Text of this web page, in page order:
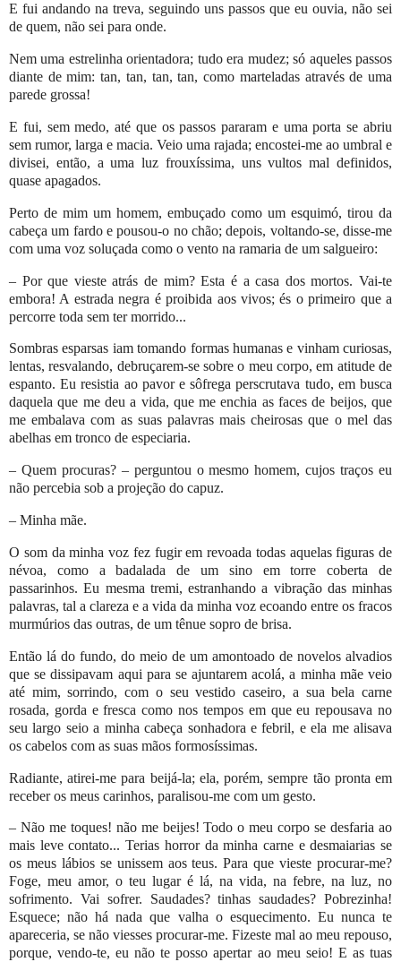
E fui andando na treva, seguindo uns passos que eu ouvia, não sei
de quem, não sei para onde.
Nem uma estrelinha orientadora; tudo era mudez; só aqueles passos
diante de mim: tan, tan, tan, tan, como marteladas através de uma
parede grossa!
E fui, sem medo, até que os passos pararam e uma porta se abriu
sem rumor, larga e macia. Veio uma rajada; encostei-me ao umbral e
divisei, então, a uma luz frouxíssima, uns vultos mal definidos,
quase apagados.
Perto de mim um homem, embuçado como um esquimó, tirou da
cabeça um fardo e pousou-o no chão; depois, voltando-se, disse-me
com uma voz soluçada como o vento na ramaria de um salgueiro:
– Por que vieste atrás de mim? Esta é a casa dos mortos. Vai-te
embora! A estrada negra é proibida aos vivos; és o primeiro que a
percorre toda sem ter morrido...
Sombras esparsas iam tomando formas humanas e vinham curiosas,
lentas, resvalando, debruçarem-se sobre o meu corpo, em atitude de
espanto. Eu resistia ao pavor e sôfrega perscrutava tudo, em busca
daquela que me deu a vida, que me enchia as faces de beijos, que
me embalava com as suas palavras mais cheirosas que o mel das
abelhas em tronco de especiaria.
– Quem procuras? – perguntou o mesmo homem, cujos traços eu
não percebia sob a projeção do capuz.
– Minha mãe.
O som da minha voz fez fugir em revoada todas aquelas figuras de
névoa, como a badalada de um sino em torre coberta de
passarinhos. Eu mesma tremi, estranhando a vibração das minhas
palavras, tal a clareza e a vida da minha voz ecoando entre os fracos
murmúrios das outras, de um tênue sopro de brisa.
Então lá do fundo, do meio de um amontoado de novelos alvadios
que se dissipavam aqui para se ajuntarem acolá, a minha mãe veio
até mim, sorrindo, com o seu vestido caseiro, a sua bela carne
rosada, gorda e fresca como nos tempos em que eu repousava no
seu largo seio a minha cabeça sonhadora e febril, e ela me alisava
os cabelos com as suas mãos formosíssimas.
Radiante, atirei-me para beijá-la; ela, porém, sempre tão pronta em
receber os meus carinhos, paralisou-me com um gesto.
– Não me toques! não me beijes! Todo o meu corpo se desfaria ao
mais leve contato... Terias horror da minha carne e desmaiarias se
os meus lábios se unissem aos teus. Para que vieste procurar-me?
Foge, meu amor, o teu lugar é lá, na vida, na febre, na luz, no
sofrimento. Vai sofrer. Saudades? tinhas saudades? Pobrezinha!
Esquece; não há nada que valha o esquecimento. Eu nunca te
apareceria, se não viesses procurar-me. Fizeste mal ao meu repouso,
porque, vendo-te, eu não te posso apertar ao meu seio! E as tuas